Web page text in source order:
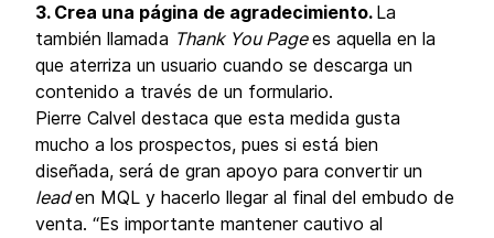
3. Crea una página de agradecimiento. La
también llamada Thank You Pagees aquella en la
que aterriza un usuario cuando se descarga un
contenido a través de un formulario.
Pierre Calvel destaca que esta medida gusta
mucho a los prospectos, pues si está bien
diseñada, será de gran apoyo para convertir un
leaden MQL y hacerlo llegar al final del embudo de
venta. “Es importante mantener cautivo al